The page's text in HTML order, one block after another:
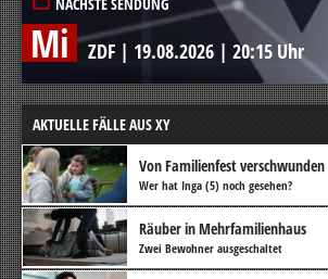
Mi ZDF | 19.08.2026 | 20:15 Uhr
AKTUELLE FÄLLE AUS XY
Von Familienfest verschwunden
Wer hat Inga (5) noch gesehen?
Räuber in Mehrfamilienhaus
Zwei Bewohner ausgeschaltet